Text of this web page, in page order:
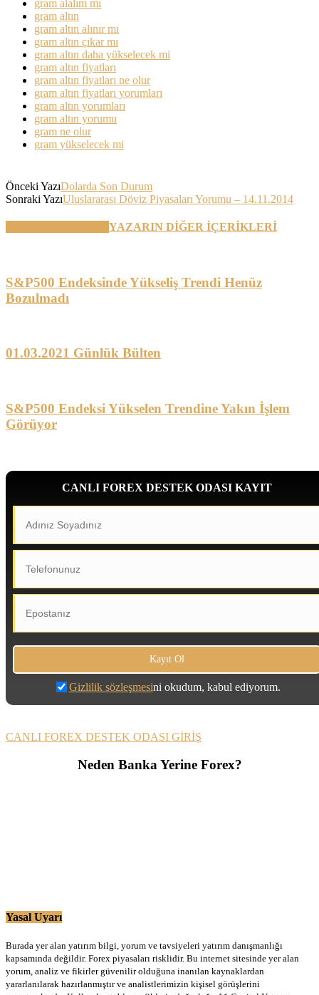
gram alalım mı
gram altın
gram altın alınır mı
gram altın çıkar mı
gram altın daha yükselecek mi
gram altın fiyatları
gram altın fiyatları ne olur
gram altın fiyatları yorumları
gram altın yorumları
gram altın yorumu
gram ne olur
gram yükselecek mi
Önceki YazıDolarda Son Durum
Sonraki YazıUluslararası Döviz Piyasaları Yorumu – 14.11.2014
YAZARIN DİĞER İÇERİKLERİ
S&P500 Endeksinde Yükseliş Trendi Henüz
Bozulmadı
01.03.2021 Günlük Bülten
S&P500 Endeksi Yükselen Trendine Yakın İşlem
Görüyor
CANLI FOREX DESTEK ODASI KAYIT
Gizlilik sözleşmesini okudum, kabul ediyorum.
CANLI FOREX DESTEK ODASI GİRİŞ
Neden Banka Yerine Forex?
Yasal Uyarı
Burada yer alan yatırım bilgi, yorum ve tavsiyeleri yatırım danışmanlığı
kapsamında değildir. Forex piyasaları risklidir. Bu internet sitesinde yer alan
yorum, analiz ve fikirler güvenilir olduğuna inanılan kaynaklardan
yararlanılarak hazırlanmıştır ve analistlerimizin kişisel görüşlerini